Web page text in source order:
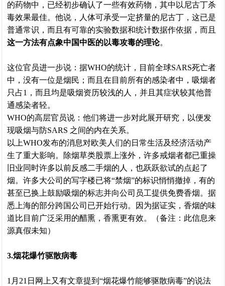
的药物中，已经初步确认了一些有效药物，其中以尼古丁杀
毒效果最佳。他说，人体可承受一定挤量的尼古丁，这已是
普通常识，而且有可靠的实验数据和统计数据作依据，而且
这一方法有点象中国中医的以毒攻毒的理论。
这位官员进一步说：据WHO的统计，目前全球SARS死亡者
中，没有一位是烟民；而且在目前所有的感染者中，吸烟者
只占1，而且均是吸烟资历较浅的人，并且其症状较其他普
通感染者轻。
WHO的高层官员说：他们将进一步对此展开研究，以便发
现吸烟与防SARS 之间的内在关系。
以上WHO发布的消息对欧美人们的日常生活及经济活动产
生了重大影响。除烟草类股票上涨外，许多戒烟者都已重操
旧业同时许多以前反感二手烟的人，也跃跃欲试的点起了
烟。许多大公司的写字楼已将“禁烟”的标识悄悄撤掉，有的
甚至已换上鼓励吸烟的标志并向公司员工提供免费香烟。据
悉上海的部分跨国公司已开始行动。因为据证实，香烟的味
道比目前广泛采用的醋熏，香熏更有效。（备注：此信息来
源真假未知）
3.烟花爆竹驱散病毒
1月21日网上又有文章提到“烟花爆竹能够驱散病毒”的说法